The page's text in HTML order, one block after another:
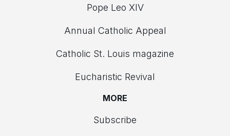
Pope Leo XIV
Annual Catholic Appeal
Catholic St. Louis magazine
Eucharistic Revival
MORE
Subscribe